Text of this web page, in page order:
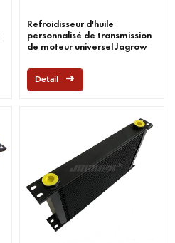
Refroidisseur d'huile
personnalisé de transmission
de moteur universel Jagrow
Detail